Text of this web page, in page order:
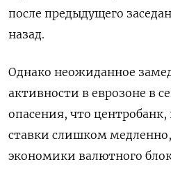
после предыдущего
назад.
Однако неожиданное
активности в еврозоне в
опасения, что
ставки слишком
экономики валютного